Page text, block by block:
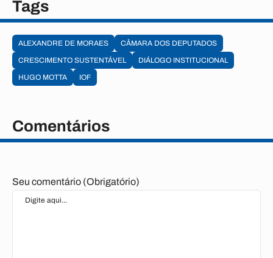
Tags
ALEXANDRE DE MORAES
CÂMARA DOS DEPUTADOS
CRESCIMENTO SUSTENTÁVEL
DIÁLOGO INSTITUCIONAL
HUGO MOTTA
IOF
Comentários
Seu comentário (Obrigatório)